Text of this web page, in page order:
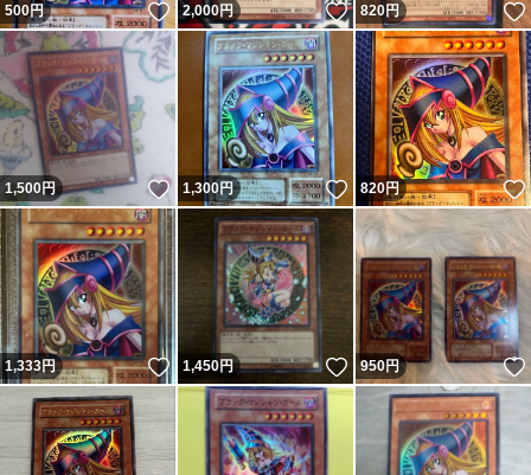
500円 いいね！
2,000円 いいね！
820円
1,500円 いいね！
1,300円 いいね！
820円
1,333円 いいね！
1,450円 いいね！
950円